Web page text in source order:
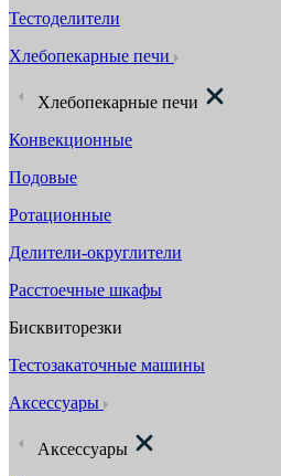
Тестоделители
Хлебопекарные печи
Хлебопекарные печи
Конвекционные
Подовые
Ротационные
Делители-округлители
Расстоечные шкафы
Бисквиторезки
Тестозакаточные машины
Аксессуары
Аксессуары